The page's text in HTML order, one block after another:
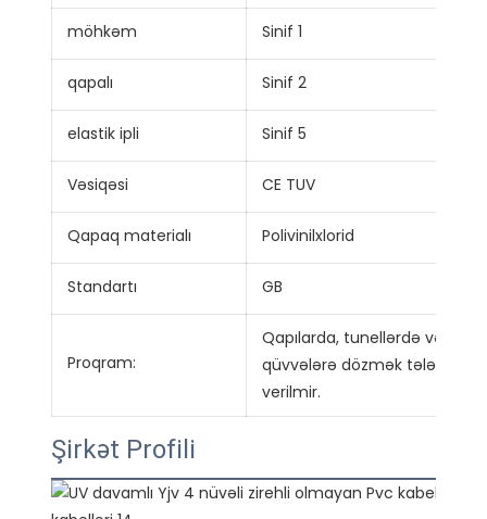
möhkəm Sinif 1
qapalı Sinif 2
elastik ipli Sinif 5
Vəsiqəsi CE TUV
Qapaq materialı Polivinilxlorid
Standartı GB
Proqram:
Qapılarda, tunellərdə və
qüvvələrə dözmək tələb
verilmir.
Şirkət Profili